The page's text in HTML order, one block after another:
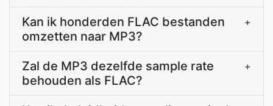
Kan ik honderden FLAC bestanden
omzetten naar MP3?
+
Zal de MP3 dezelfde sample rate
behouden als FLAC?
+